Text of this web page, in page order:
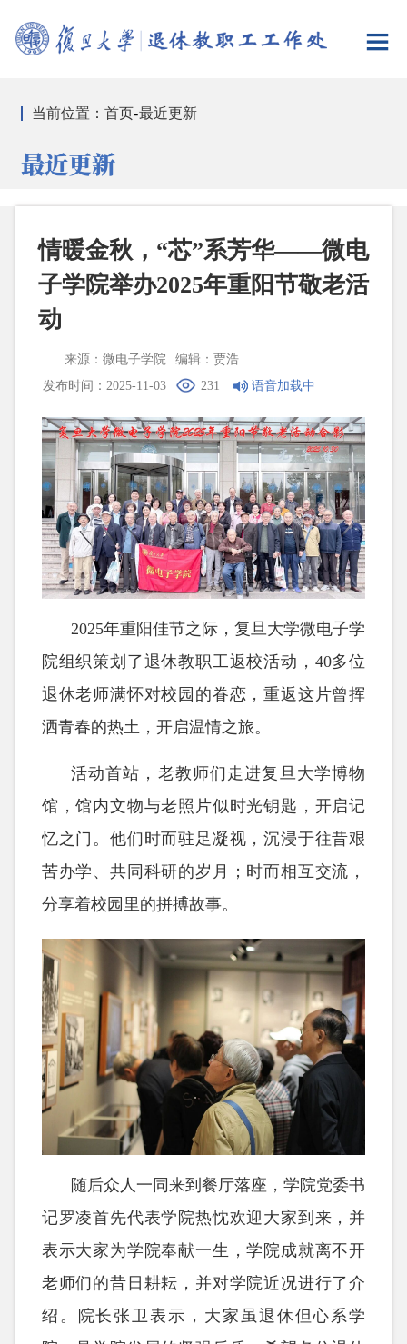
当前位置：首页-最近更新
最近更新
情暖金秋，“芯”系芳华——微电
子学院举办2025年重阳节敬老活
动
来源：微电子学院
编辑：贾浩
发布时间：2025-11-03
231 语音加载中
2025年重阳佳节之际，复旦大学微电子学
院组织策划了退休教职工返校活动，40多位
退休老师满怀对校园的眷恋，重返这片曾挥
洒青春的热土，开启温情之旅。
活动首站，老教师们走进复旦大学博物
馆，馆内文物与老照片似时光钥匙，开启记
忆之门。他们时而驻足凝视，沉浸于往昔艰
苦办学、共同科研的岁月；时而相互交流，
分享着校园里的拼搏故事。
随后众人一同来到餐厅落座，学院党委书
记罗凌首先代表学院热忱欢迎大家到来，并
表示大家为学院奉献一生，学院成就离不开
老师们的昔日耕耘，并对学院近况进行了介
绍。院长张卫表示，大家虽退休但心系学